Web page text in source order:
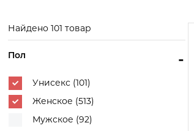
товары
Найдено 101 товар
-
Пол
Унисекс (101)
Женское (513)
Мужское (92)